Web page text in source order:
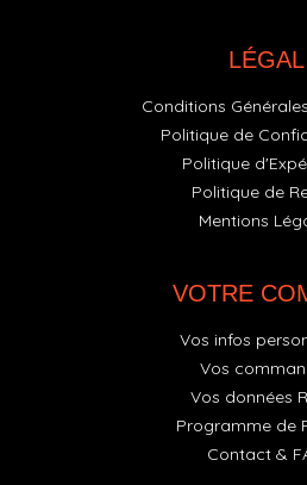
LÉGAL
Conditions
Politique de
Politique
Politique de
Mentions
VOTRE
Vos infos
Vos
Vos données
Programme de
Contact &